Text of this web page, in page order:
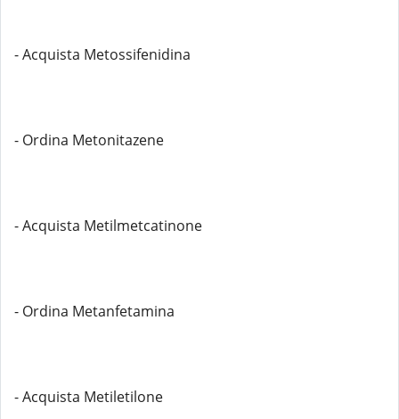
- Acquista Metossifenidina
- Ordina Metonitazene
- Acquista Metilmetcatinone
- Ordina Metanfetamina
- Acquista Metiletilone